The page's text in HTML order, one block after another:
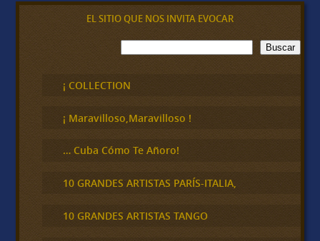
EL SITIO QUE NOS INVITA EVOCAR
B
u
c
a
Buscar
¡ COLLECTION
¡ Maravilloso,Maravilloso !
… Cuba Cómo Te Añoro!
10 GRANDES ARTISTAS PARÍS-ITALIA,
10 GRANDES ARTISTAS TANGO